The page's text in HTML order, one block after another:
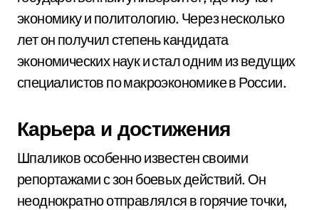
экономику и политологию. Через несколько
лет он получил степень кандидата
экономических наук и стал одним из ведущих
специалистов по макроэкономике в России.
Карьера и достижения
Шпаликов особенно известен своими
репортажами с зон боевых действий. Он
неоднократно отправлялся в горячие точки,